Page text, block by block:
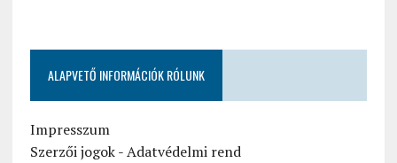
ALAPVETŐ INFORMÁCIÓK RÓLUNK
Impresszum
Szerzői jogok-Adatvédelmi rend